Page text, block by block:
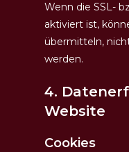
Wenn die SSL-
aktiviert ist,
übermitteln,
werden.
4.
Website
Cookies